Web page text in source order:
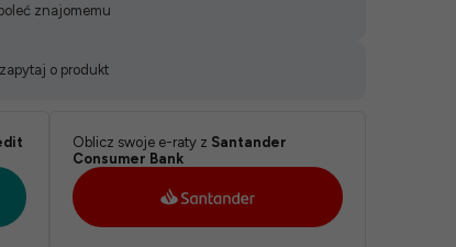
znajomemu
zapytaj o produkt
Oblicz swoje e-raty z Santander
Consumer Bank